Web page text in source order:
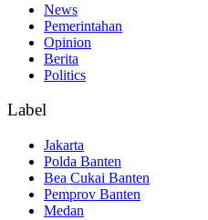
News
Pemerintahan
Opinion
Berita
Politics
Label
Jakarta
Polda Banten
Bea Cukai Banten
Pemprov Banten
Medan